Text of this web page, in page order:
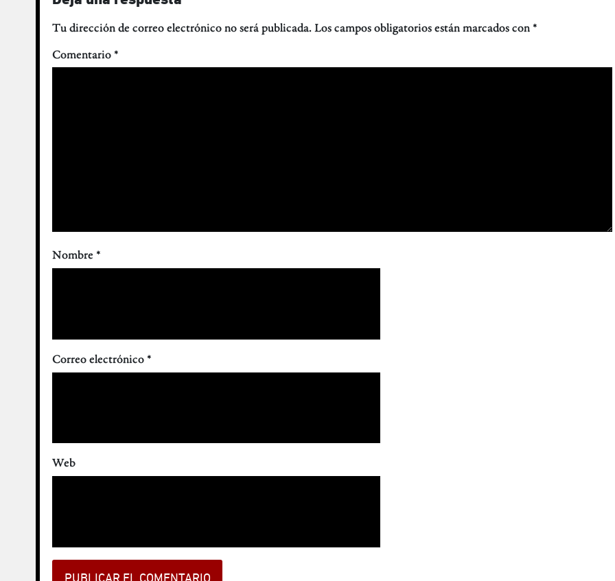
Tu dirección de correo electrónico no será publicada.Los campos obligatorios están marcados con*
Comentario*
Nombre *
Correo electrónico*
Web